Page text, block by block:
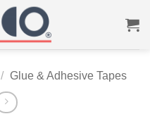
/ Glue & Adhesive Tapes